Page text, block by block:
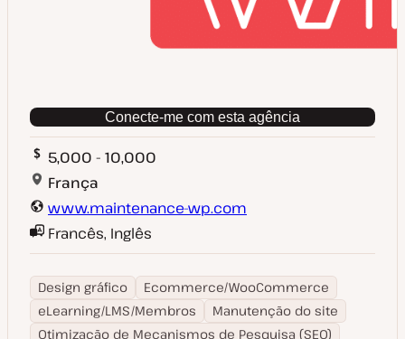
Conecte-me com esta agência
5,000 - 10,000
França
www.maintenance-wp.com
Francês, Inglês
Design gráfico
Ecommerce/WooCommerce
eLearning/LMS/Membros
Manutenção do site
Otimização de Mecanismos de Pesquisa (SEO)